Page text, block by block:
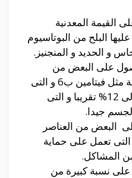
القيمة المعدنية
البلح من البوتاسيوم
و الحديد و المنجنيز.
على البعض من
الفيتامينات المختلفة مثل فيتامين ب6 و التى
تصل سبته الى حوالى 12% تقريبا و التى
جيدا.
البعض من العناصر
تعمل على حماية
المشاكل.
على نسبة كبيرة من